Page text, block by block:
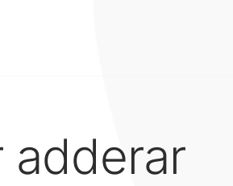
adderar